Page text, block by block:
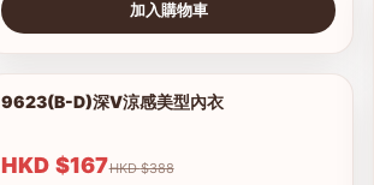
加入購物車
9623(B-D)深V涼感美型內衣
HKD $167 HKD $388